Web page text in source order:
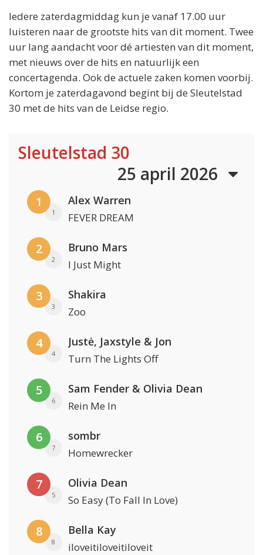
Iedere zaterdagmiddag kun je vanaf 17.00 uur
luisteren naar de grootste hits van dit moment. Twee
uur lang aandacht voor dé artiesten van dit moment,
met nieuws over de hits en natuurlijk een
concertagenda. Ook de actuele zaken komen voorbij.
Kortom je zaterdagavond begint bij de Sleutelstad
30 met de hits van de Leidse regio.
Sleutelstad 30
25 april 2026
1
1
Alex Warren
FEVER DREAM
2
2
Bruno Mars
I Just Might
3
3
Shakira
Zoo
4
4
Justė, Jaxstyle & Jon
Turn The Lights Off
5
6
Sam Fender & Olivia Dean
Rein Me In
6
7
sombr
Homewrecker
7
5
Olivia Dean
So Easy (To Fall In Love)
8
8
Bella Kay
iloveitiloveitiloveit